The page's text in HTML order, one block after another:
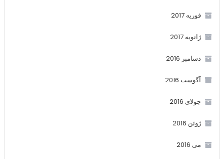
فوریه 2017
ژانویه 2017
دسامبر 2016
آگوست 2016
جولای 2016
ژوئن 2016
می 2016